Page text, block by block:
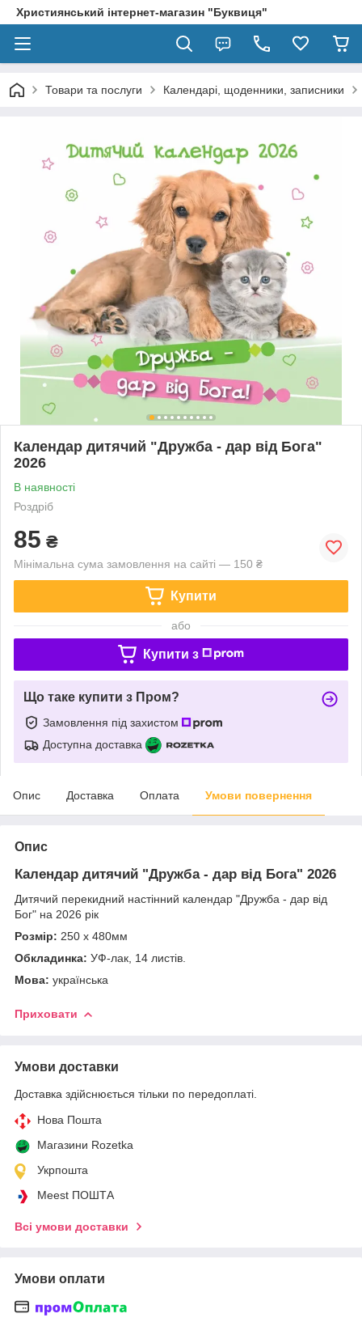
Християнський інтернет-магазин "Буквиця"
Товари та послуги Календарі, щоденники, записники
Календар дитячий "Дружба - дар від Бога"
2026
В наявності
Роздріб
85 ₴
Мінімальна сума замовлення на сайті — 150 ₴
Купити
або
Купити з
Що таке купити з Пром?
Замовлення під захистом
Доступна доставка
Опис Доставка Оплата Умови повернення
Опис
Календар дитячий "Дружба - дар від Бога" 2026
Дитячий перекидний настінний календар "Дружба - дар від
Бог" на 2026 рік
Розмір: 250 х 480мм
Обкладинка: УФ-лак, 14 листів.
Мова: українська
Приховати
Умови доставки
Доставка здійснюється тільки по передоплаті.
Нова Пошта
Магазини Rozetka
Укрпошта
Meest ПОШТА
Всі умови доставки
Умови оплати